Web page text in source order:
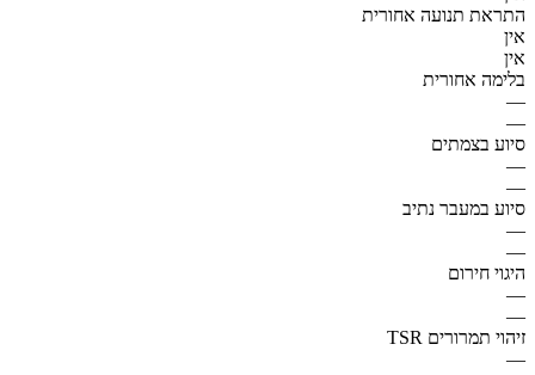
התראת תנועה אחורית
אין
אין
בלימה אחורית
—
—
סיוע בצמתים
—
—
סיוע במעבר נתיב
—
—
היגוי חירום
—
—
זיהוי תמרורים TSR
—